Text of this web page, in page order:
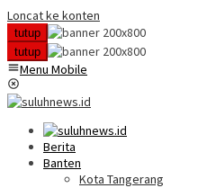
Loncat ke konten
tutup
tutup
Menu Mobile
Berita
Banten
Kota Tangerang